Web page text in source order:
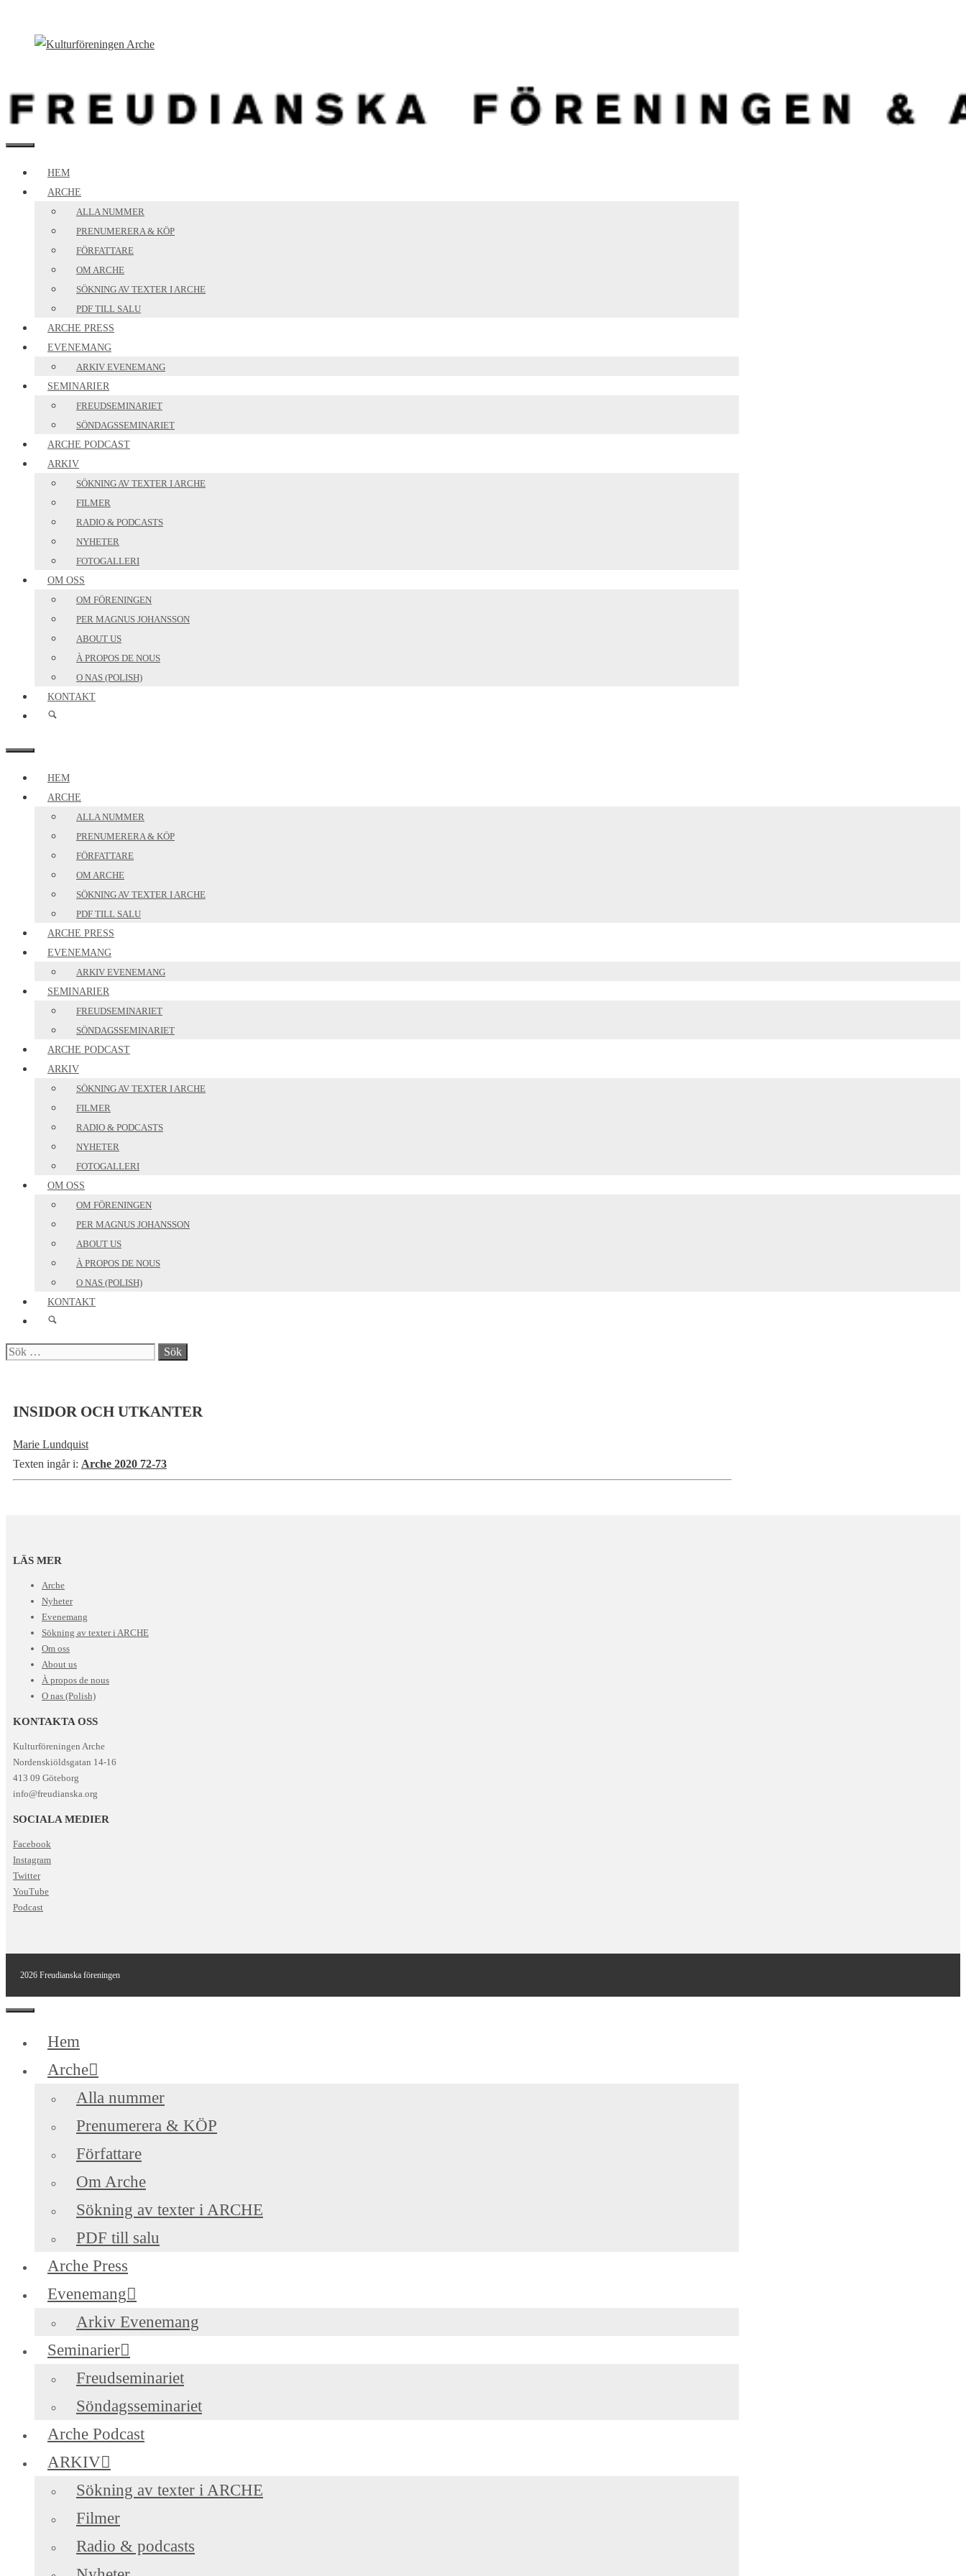
MENY
HEM
ARCHE
ALLA NUMMER
PRENUMERERA & KÖP
FÖRFATTARE
OM ARCHE
SÖKNING AV TEXTER I ARCHE
PDF TILL SALU
ARCHE PRESS
EVENEMANG
ARKIV EVENEMANG
SEMINARIER
FREUDSEMINARIET
SÖNDAGSSEMINARIET
ARCHE PODCAST
ARKIV
SÖKNING AV TEXTER I ARCHE
FILMER
RADIO & PODCASTS
NYHETER
FOTOGALLERI
OM OSS
OM FÖRENINGEN
PER MAGNUS JOHANSSON
ABOUT US
À PROPOS DE NOUS
O NAS (POLISH)
KONTAKT
MENY
HEM
ARCHE
ALLA NUMMER
PRENUMERERA & KÖP
FÖRFATTARE
OM ARCHE
SÖKNING AV TEXTER I ARCHE
PDF TILL SALU
ARCHE PRESS
EVENEMANG
ARKIV EVENEMANG
SEMINARIER
FREUDSEMINARIET
SÖNDAGSSEMINARIET
ARCHE PODCAST
ARKIV
SÖKNING AV TEXTER I ARCHE
FILMER
RADIO & PODCASTS
NYHETER
FOTOGALLERI
OM OSS
OM FÖRENINGEN
PER MAGNUS JOHANSSON
ABOUT US
À PROPOS DE NOUS
O NAS (POLISH)
KONTAKT
Sök
INSIDOR OCH UTKANTER
Marie Lundquist
Texten ingår i: Arche 2020 72-73
LÄS MER
Arche
Nyheter
Evenemang
Sökning av texter i ARCHE
Om oss
About us
À propos de nous
O nas (Polish)
KONTAKTA OSS
Kulturföreningen Arche
Nordenskiöldsgatan 14-16
413 09 Göteborg
info@freudianska.org
SOCIALA MEDIER
Facebook
Instagram
Twitter
YouTube
Podcast
2026 Freudianska föreningen
Stäng
Hem
Arche
Alla nummer
Prenumerera & KÖP
Författare
Om Arche
Sökning av texter i ARCHE
PDF till salu
Arche Press
Evenemang
Arkiv Evenemang
Seminarier
Freudseminariet
Söndagsseminariet
Arche Podcast
ARKIV
Sökning av texter i ARCHE
Filmer
Radio & podcasts